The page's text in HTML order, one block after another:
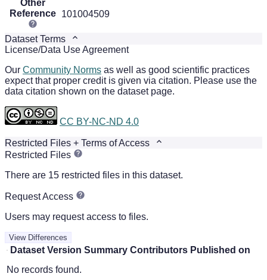
Other
Reference 101004509
Dataset Terms
License/Data Use Agreement
Our Community Norms as well as good scientific practices
expect that proper credit is given via citation. Please use the
data citation shown on the dataset page.
CC BY-NC-ND 4.0
Restricted Files + Terms of Access
Restricted Files
There are 15 restricted files in this dataset.
Request Access
Users may request access to files.
View Differences
Dataset Version Summary Contributors Published on
No records found.